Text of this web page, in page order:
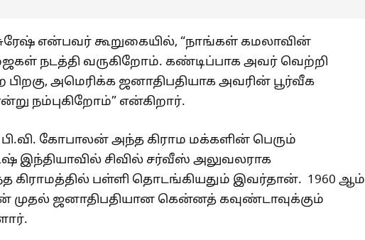
என்பவர் கூறுகையில், “நாங்கள் கமலாவின்
நடத்தி வருகிறோம். கண்டிப்பாக அவர் வெற்றி
அமெரிக்க ஜனாதிபதியாக அவரின் பூர்வீக
நம்புகிறோம்” என்கிறார்.
கோபாலன் அந்த கிராம மக்களின் பெரும்
இந்தியாவில் சிவில் சர்வீஸ் அலுவலராக
கிராமத்தில் பள்ளி தொடங்கியதும் இவர்தான். 1960 ஆம்
முதல் ஜனாதிபதியான கென்னத் கவுண்டாவுக்கும்